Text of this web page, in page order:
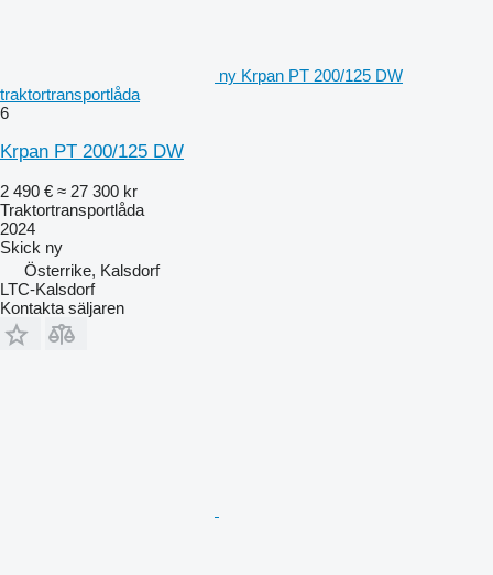
ny Krpan PT 200/125 DW
traktortransportlåda
6
Krpan PT 200/125 DW
2 490 € ≈ 27 300 kr
Traktortransportlåda
2024
Skick ny
Österrike, Kalsdorf
LTC-Kalsdorf
Kontakta säljaren